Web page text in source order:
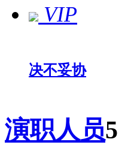
VIP
决不妥协
演职人员5